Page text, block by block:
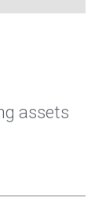
assets